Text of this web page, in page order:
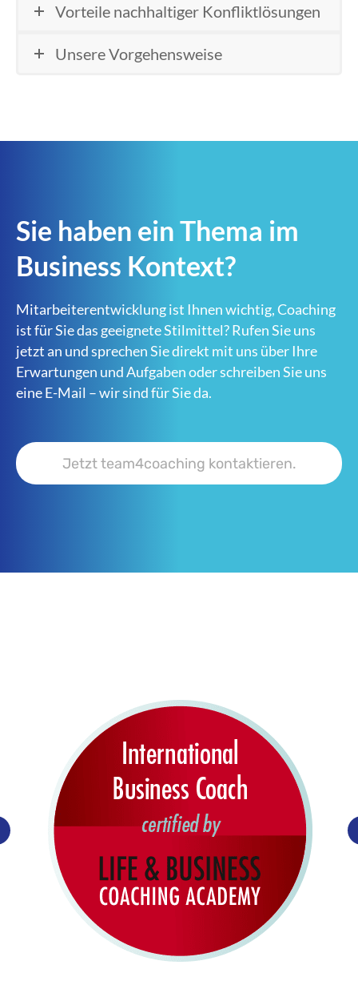
Vorteile nachhaltiger Konfliktlösungen
Unsere Vorgehensweise
Sie haben ein Thema im
Business Kontext?
Mitarbeiterentwicklung ist Ihnen wichtig, Coaching
ist für Sie das geeignete Stilmittel? Rufen Sie uns
jetzt an und sprechen Sie direkt mit uns über Ihre
Erwartungen und Aufgaben oder schreiben Sie uns
eine E-Mail – wir sind für Sie da.
Jetzt team4coaching kontaktieren.